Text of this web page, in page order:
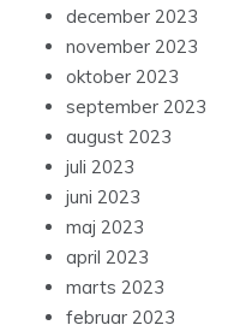
december 2023
november 2023
oktober 2023
september 2023
august 2023
juli 2023
juni 2023
maj 2023
april 2023
marts 2023
februar 2023